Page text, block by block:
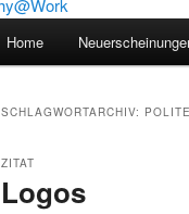
Home
SCHLAGWORTARCHIV:
Logos
ZITAT